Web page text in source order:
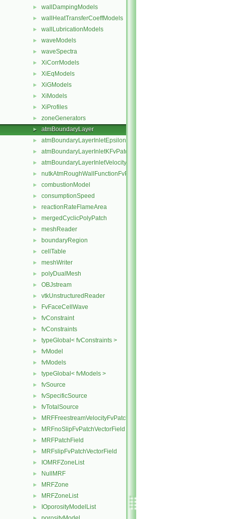
► wallDampingModels
► wallHeatTransferCoeffModels
► wallLubricationModels
► waveModels
► waveSpectra
► XiCorrModels
► XiEqModels
► XiGModels
► XiModels
► XiProfiles
► zoneGenerators
► atmBoundaryLayer
► atmBoundaryLayerInletEpsilonFvPatchScalarField
► atmBoundaryLayerInletKFvPatchScalarField
► atmBoundaryLayerInletVelocityFvPatchVectorField
► nutkAtmRoughWallFunctionFvPatchScalarField
► combustionModel
► consumptionSpeed
► reactionRateFlameArea
► mergedCyclicPolyPatch
► meshReader
► boundaryRegion
► cellTable
► meshWriter
► polyDualMesh
► OBJstream
► vtkUnstructuredReader
► FvFaceCellWave
► fvConstraint
► fvConstraints
► typeGlobal< fvConstraints >
► fvModel
► fvModels
► typeGlobal< fvModels >
► fvSource
► fvSpecificSource
► fvTotalSource
► MRFFreestreamVelocityFvPatchVectorField
► MRFnoSlipFvPatchVectorField
► MRFPatchField
► MRFslipFvPatchVectorField
► IOMRFZoneList
► NullMRF
► MRFZone
► MRFZoneList
► IOporosityModelList